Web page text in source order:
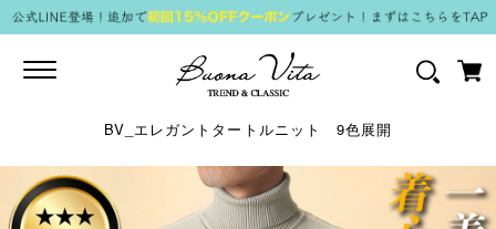
Toggle
BV_エレガントタートルニット 9色展開